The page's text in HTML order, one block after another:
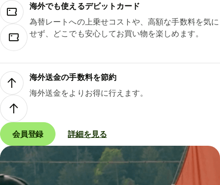
海外でも使えるデビットカード
為替レートへの上乗せコストや、高額な手数料を気に
せず、どこでも安心してお買い物を楽しめます。
海外送金の手数料を節約
海外送金をよりお得に行えます。
会員登録 詳細を見る